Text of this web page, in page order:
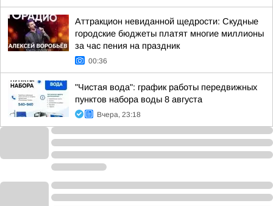
Аттракцион невиданной щедрости: Скудные
городские бюджеты платят многие миллионы
за час пения на праздник
00:36
"Чистая вода": график работы передвижных
пунктов набора воды 8 августа
Вчера, 23:18